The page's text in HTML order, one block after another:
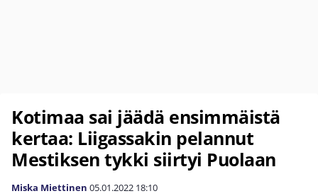
Kotimaa sai jäädä ensimmäistä
kertaa: Liigassakin pelannut
Mestiksen tykki siirtyi Puolaan
Miska Miettinen 05.01.2022 18:10